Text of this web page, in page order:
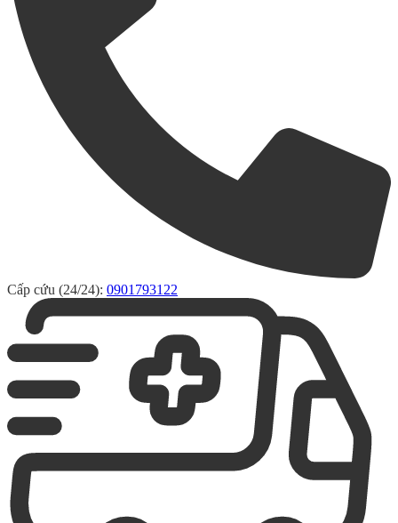
Cấp cứu (24/24): 0901793122